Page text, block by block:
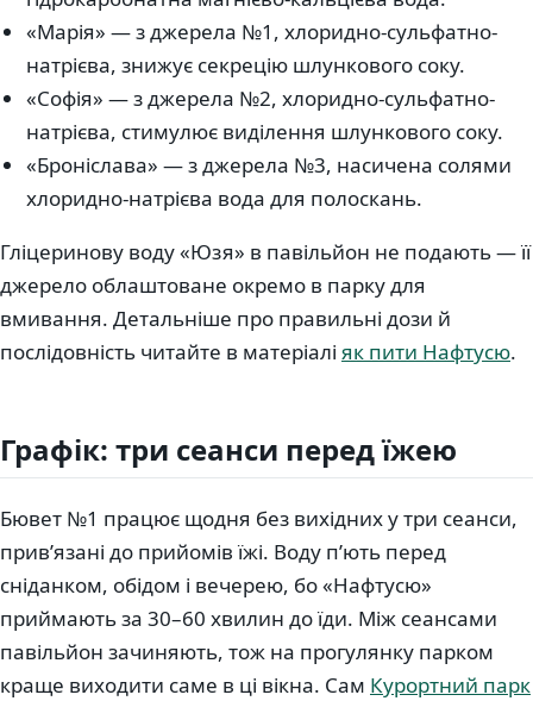
«Марія» — з джерела №1, хлоридно-сульфатно-
натрієва, знижує секрецію шлункового соку.
«Софія» — з джерела №2, хлоридно-сульфатно-
натрієва, стимулює виділення шлункового соку.
«Броніслава» — з джерела №3, насичена солями
хлоридно-натрієва вода для полоскань.
Гліцеринову воду «Юзя» в павільйон не подають — її
джерело облаштоване окремо в парку для
вмивання. Детальніше про правильні дози й
послідовність читайте в матеріалі як пити Нафтусю.
Графік: три сеанси перед їжею
Бювет №1 працює щодня без вихідних у три сеанси,
прив’язані до прийомів їжі. Воду п’ють перед
сніданком, обідом і вечерею, бо «Нафтусю»
приймають за 30–60 хвилин до їди. Між сеансами
павільйон зачиняють, тож на прогулянку парком
краще виходити саме в ці вікна. Сам Курортний парк